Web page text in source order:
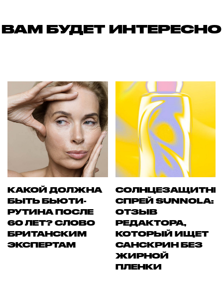
ВАМ БУДЕТ ИНТЕРЕСНО
КАКОЙ ДОЛЖНА
БЫТЬ БЬЮТИ-
РУТИНА ПОСЛЕ
60 ЛЕТ? СЛОВО
БРИТАНСКИМ
ЭКСПЕРТАМ
СПРЕЙ SUNNOLA:
ОТЗЫВ
РЕДАКТОРА,
КОТОРЫЙ ИЩЕТ
САНСКРИН БЕЗ
ЖИРНОЙ
ПЛЕНКИ